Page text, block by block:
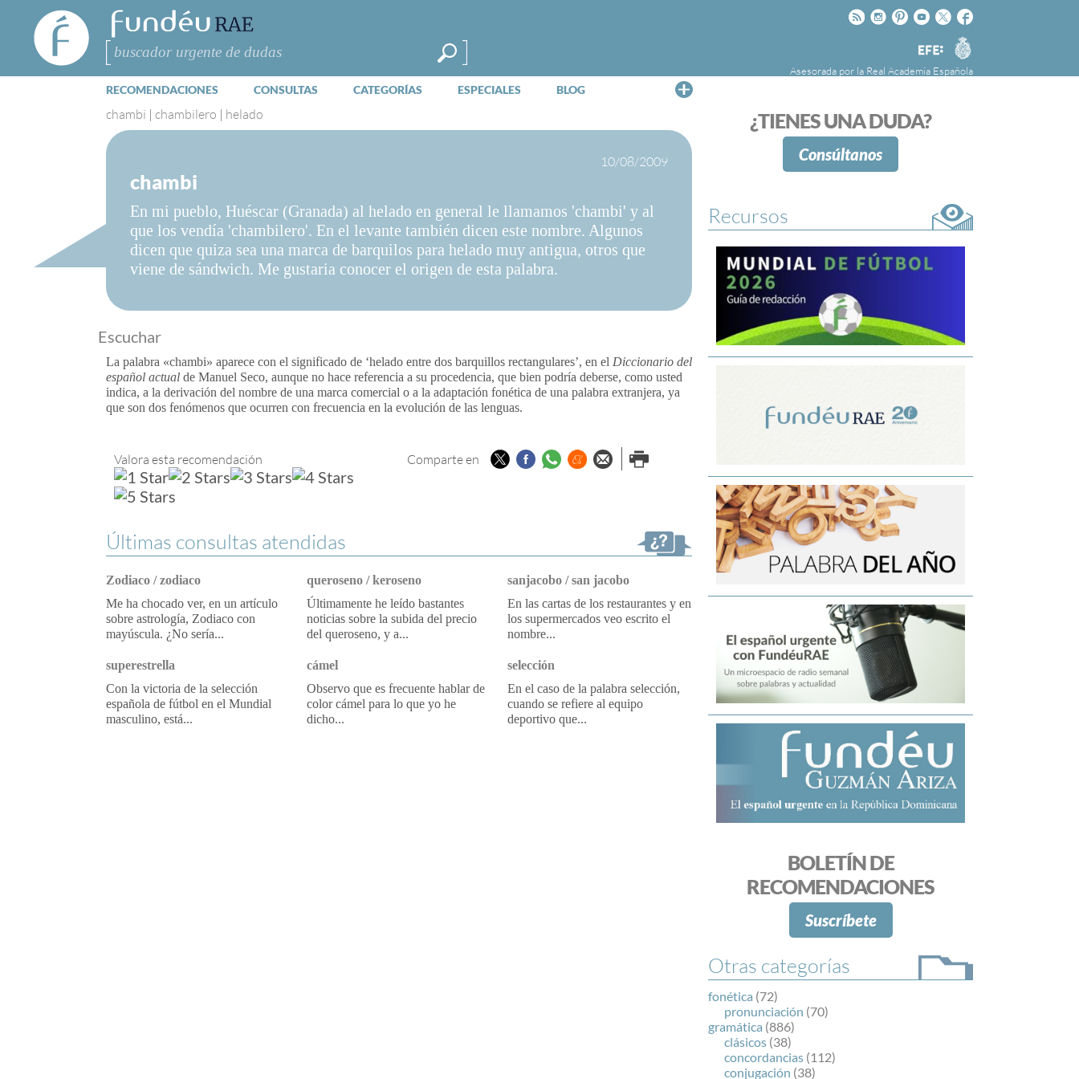
FundéuRAE
- Fundación
del Español
Urgente
Buscar
Facebook
Twitter
Youtube
Pinteres
Instagram
Rss
Agencia
EFE
Asesorada por la Real Academia Española
RECOMENDACIONES CONSULTAS CATEGORÍAS ESPECIALES BLOG
FundéuRAE es una fundación patrocinada por
la Agencia Efe y la Real Academia Española,
cuyo objetivo es colaborar con el buen uso del
¿TIENES UNA DUDA?
Consúltanos
chambi | chambilero | helado
10/08/2009
chambi
En mi pueblo, Huéscar (Granada) al helado en general le llamamos 'chambi' y al
que los vendía 'chambilero'. En el levante también dicen este nombre. Algunos
dicen que quiza sea una marca de barquilos para helado muy antigua, otros que
viene de sándwich. Me gustaria conocer el origen de esta palabra.
Escuchar
La palabra «chambi» aparece con el significado de ‘helado entre dos barquillos rectangulares’, en el Diccionario del
español actual de Manuel Seco, aunque no hace referencia a su procedencia, que bien podría deberse, como usted
indica, a la derivación del nombre de una marca comercial o a la adaptación fonética de una palabra extranjera, ya
que son dos fenómenos que ocurren con frecuencia en la evolución de las lenguas.
Valora esta recomendación Comparte en TwitterFacebook
Whatsapp
Menéame
Enviar porImprimir
Últimas consultas atendidas
Zodiaco / zodiaco
Me ha chocado ver, en un artículo
sobre astrología, Zodiaco con
mayúscula. ¿No sería...
queroseno / keroseno
Últimamente he leído bastantes
noticias sobre la subida del precio
del queroseno, y a...
sanjacobo / san jacobo
En las cartas de los restaurantes y en
los supermercados veo escrito el
nombre...
superestrella
Con la victoria de la selección
española de fútbol en el Mundial
masculino, está...
cámel
Observo que es frecuente hablar de
color cámel para lo que yo he
dicho...
selección
En el caso de la palabra selección,
cuando se refiere al equipo
deportivo que...
Recursos
BOLETÍN DE
RECOMENDACIONES
Suscríbete
Otras categorías
fonética (72)
pronunciación (70)
gramática (886)
clásicos (38)
concordancias (112)
conjugación (38)